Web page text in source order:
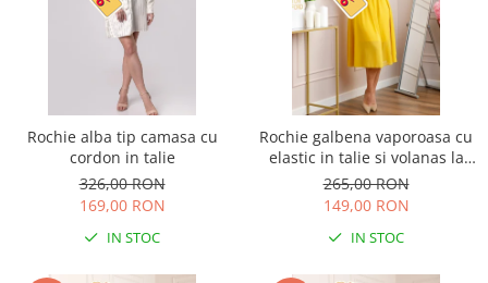
Rochie alba tip camasa cu
cordon in talie
326,00 RON
169,00 RON
IN STOC
Rochie galbena vaporoasa cu
elastic in talie si volanas la
decolteu Allegra
265,00 RON
149,00 RON
IN STOC